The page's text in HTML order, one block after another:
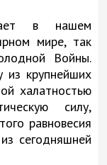
в нашем
мире, так
Войны.
крупнейших
халатностью
силу,
равновесия
сегодняшней